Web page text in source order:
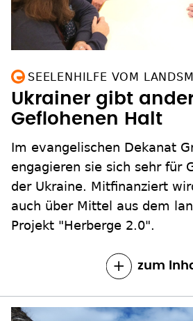
SEELENHILFE VOM
Ukrainer gibt
Geflohenen Halt
Im evangelischen Dekanat
engagieren sie sich sehr für
der Ukraine. Mitfinanziert
auch über Mittel aus dem
Projekt "Herberge 2.0".
zum